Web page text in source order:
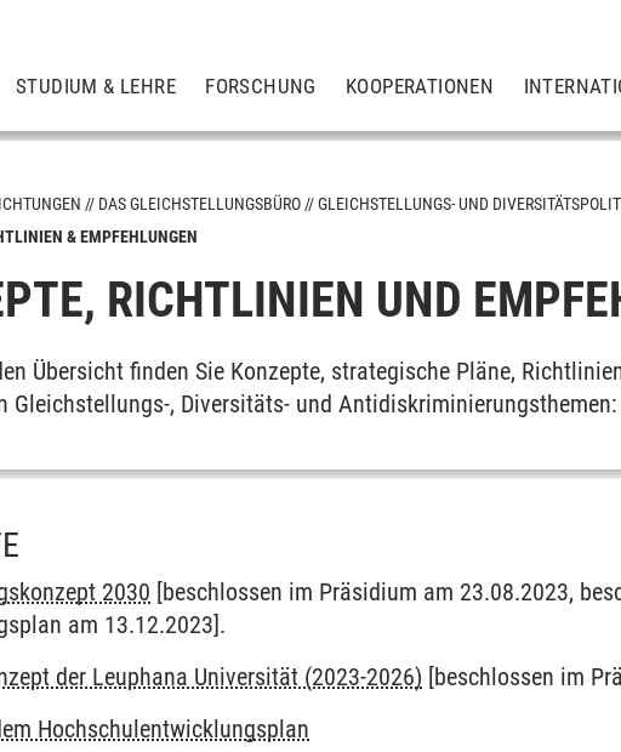
STUDIUM & LEHRE FORSCHUNG KOOPERATIONEN
und Diversitätspolitiken
in der Qualifizierungsphase
und Diversitätsforschung
DAS GLEICHSTELLUNGSBÜRO
GLEICHSTELLUNGS- UND
& EMPFEHLUNGEN
RICHTLINIEN UND
Übersicht finden Sie Konzepte, strategische Pläne,
Gleichstellungs-, Diversitäts- und Antidiskriminierungsthemen:
2030 [beschlossen im Präsidium am 23.08.2023,
am 13.12.2023].
der Leuphana Universität (2023-2026) [beschlossen im
Hochschulentwicklungsplan